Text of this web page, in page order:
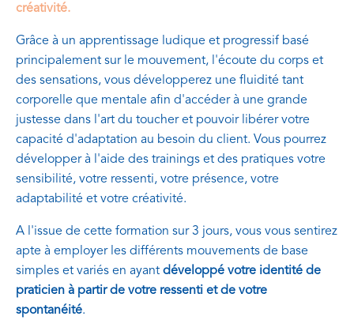
créativité.
Grâce à un apprentissage ludique et progressif basé
principalement sur le mouvement, l'écoute du corps et
des sensations, vous développerez une fluidité tant
corporelle que mentale afin d'accéder à une grande
justesse dans l'art du toucher et pouvoir libérer votre
capacité d'adaptation au besoin du client. Vous pourrez
développer à l'aide des trainings et des pratiques votre
sensibilité, votre ressenti, votre présence, votre
adaptabilité et votre créativité.
A l'issue de cette formation sur 3 jours, vous vous sentirez
apte à employer les différents mouvements de base
simples et variés en ayant développé votre identité de
praticien à partir de votre ressenti et de votre
spontanéité.